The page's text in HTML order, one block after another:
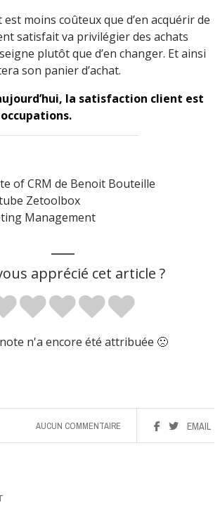
moins coûteux que d’en acquérir de
satisfait va privilégier des achats
plutôt que d’en changer. Et ainsi
son panier d’achat.
la satisfaction client est
of CRM de Benoit Bouteille
Zetoolbox
Management
apprécié cet article ?
n'a encore été attribuée 🙁
EMAIL
AUCUN COMMENTAIRE